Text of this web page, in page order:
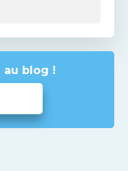
au blog !